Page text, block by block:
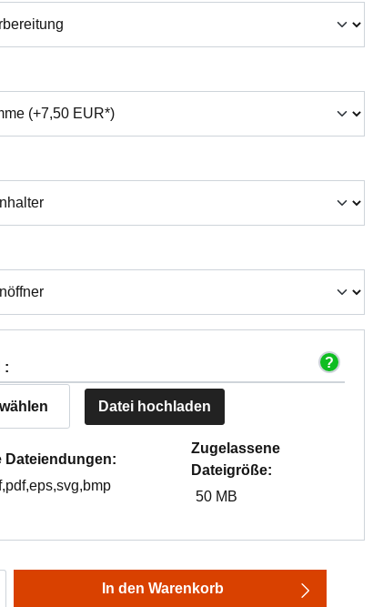
:
Datei hochladen
Dateiendungen:
Zugelassene
Dateigröße:
50 MB
Gib den gewünschten Wert ein
In den Warenkorb